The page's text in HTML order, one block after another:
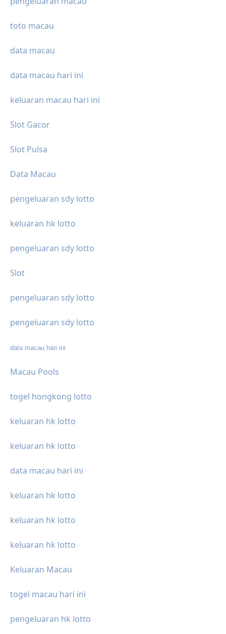
toto macau
data macau
data macau hari ini
keluaran macau hari ini
Slot Gacor
Slot Pulsa
Data Macau
pengeluaran sdy lotto
keluaran hk lotto
pengeluaran sdy lotto
Slot
pengeluaran sdy lotto
pengeluaran sdy lotto
data macau hari ini
Macau Pools
togel hongkong lotto
keluaran hk lotto
keluaran hk lotto
data macau hari ini
keluaran hk lotto
keluaran hk lotto
keluaran hk lotto
Keluaran Macau
togel macau hari ini
pengeluaran hk lotto